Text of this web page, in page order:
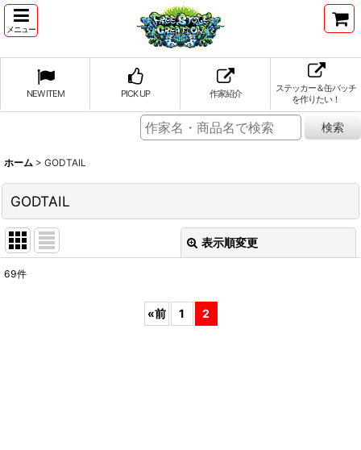
メニュー
NEW ITEM PICK UP 作家紹介
ステッカー＆缶バッチ
を作りたい！
ホーム > GODTAIL
GODTAIL
表示順変更
69件
«前 1 2